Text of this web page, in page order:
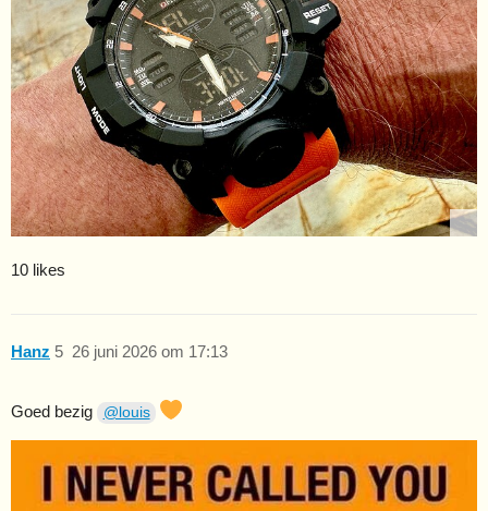
10 likes
Hanz 26 juni 2026 om 17:13
5
Goed bezig @louis